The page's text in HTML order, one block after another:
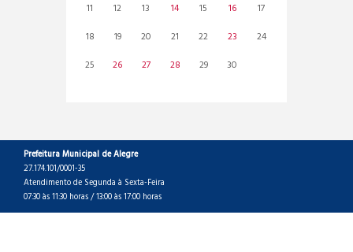
11
12 13 14 15 16
17
18
19 20 21 22 23
24
25
26 27 28 29 30
Prefeitura Municipal de Alegre
27.174.101/0001-35
Atendimento de Segunda à Sexta-Feira
07:30 às 11:30 horas / 13:00 às 17:00 horas